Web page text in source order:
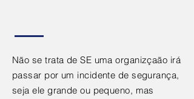
Não se trata de SE uma organizçaão irá
passar por um incidente de segurança,
seja ele grande ou pequeno, mas